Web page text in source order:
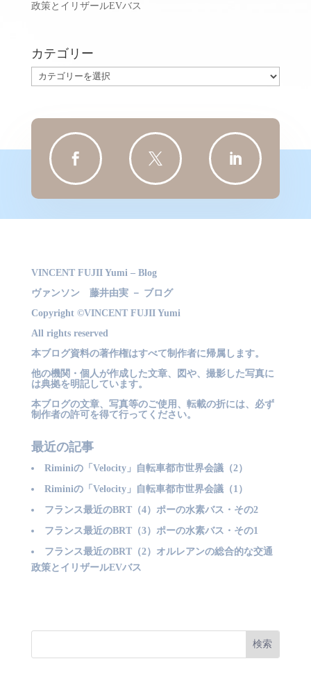
政策とイリザールEVバス
カテゴリー
カ
リ
  
VINCENT FUJII Yumi – Blog
ヴァンソン 藤井由実 － ブログ
Copyright ©VINCENT FUJII Yumi
All rights reserved
本ブログ資料の著作権はすべて制作者に帰属します。
他の機関・個人が作成した文章、図や、撮影した写真に
は典拠を明記しています。
本ブログの文章、写真等のご使用、転載の折には、必ず
制作者の許可を得て行ってください。
最近の記事
Riminiの「Velocity」自転車都市世界会議（2）
Riminiの「Velocity」自転車都市世界会議（1）
フランス最近のBRT（4）ポーの水素バス・その2
フランス最近のBRT（3）ポーの水素バス・その1
フランス最近のBRT（2）オルレアンの総合的な交通
政策とイリザールEVバス